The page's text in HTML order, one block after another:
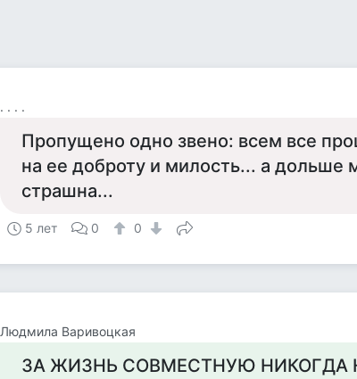
. . . .
Пропущено одно звено: всем все
на ее доброту и милость... а дольше
страшна...
5 лет 0 0
Людмила Варивоцкая
ЗА ЖИЗНЬ СОВМЕСТНУЮ НИКОГДА